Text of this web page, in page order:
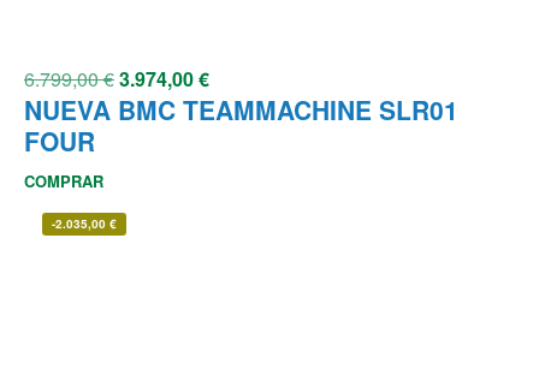
6.799,00€3.974,00€
NUEVA BMC TEAMMACHINE SLR01
FOUR
COMPRAR
-2.035,00 €